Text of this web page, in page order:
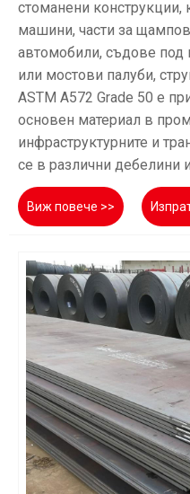
стоманени конструкции,
машини, части за
автомобили, съдове под
или мостови палуби,
ASTM A572 Grade 50 е
основен материал в
инфраструктурните и
се в различни дебелини
Виж повече >>